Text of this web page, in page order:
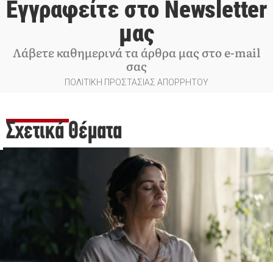
Εγγραφείτε στο Newsletter
μας
Λάβετε καθημερινά τα άρθρα μας στο e-mail
σας
ΠΟΛΙΤΙΚΗ ΠΡΟΣΤΑΣΙΑΣ ΑΠΟΡΡΗΤΟΥ
Σχετικά Θέματα